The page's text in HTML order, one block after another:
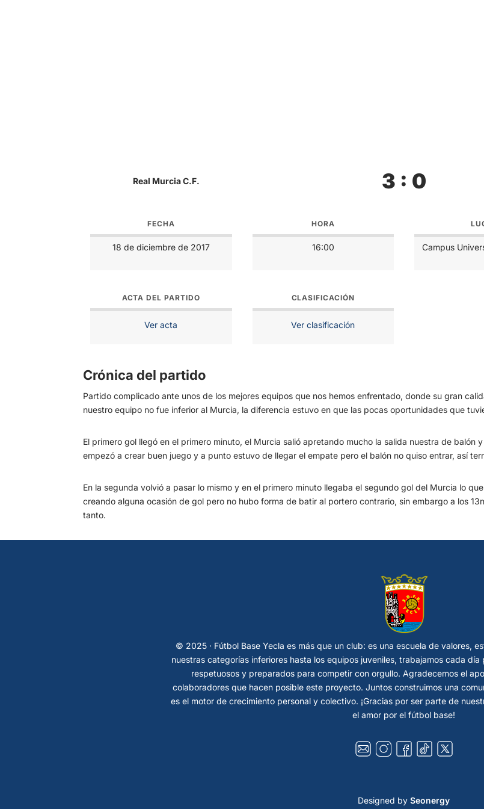
Real Murcia C.F. 3 : 0
FECHA
18 de diciembre de 2017
HORA
16:00 Campus
ACTA DEL PARTIDO
Ver acta
CLASIFICACIÓN
Ver clasificación
Crónica del partido
Partido complicado ante unos de los mejores equipos que nos hemos enfrentado, donde su gran
nuestro equipo no fue inferior al Murcia, la diferencia estuvo en que las pocas oportunidades que
El primero gol llegó en el primero minuto, el Murcia salió apretando mucho la salida nuestra de
empezó a crear buen juego y a punto estuvo de llegar el empate pero el balón no quiso entrar, así
En la segunda volvió a pasar lo mismo y en el primero minuto llegaba el segundo gol del Murcia lo
creando alguna ocasión de gol pero no hubo forma de batir al portero contrario, sin embargo a los
tanto.
© 2025 · Fútbol Base Yecla es más que un club: es una escuela de valores,
nuestras categorías inferiores hasta los equipos juveniles, trabajamos cada
respetuosos y preparados para competir con orgullo. Agradecemos el
colaboradores que hacen posible este proyecto. Juntos construimos una
es el motor de crecimiento personal y colectivo. ¡Gracias por ser parte de
el amor por el fútbol base!
Designed by Seonergy